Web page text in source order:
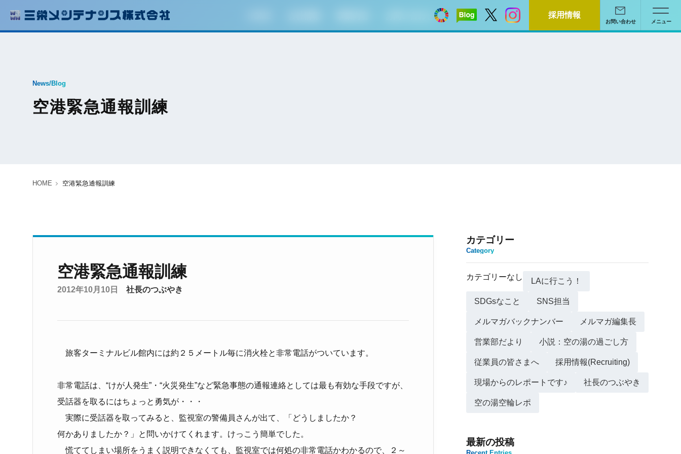
採用情報
お問い合わせ メニュー
News/Blog
空港緊急通報訓練
HOME 空港緊急通報訓練
空港緊急通報訓練
2012年10月10日 社長のつぶやき
旅客ターミナルビル館内には約２５メートル毎に消火栓と非常電話がついています。
非常電話は、“けが人発生”・“火災発生”など緊急事態の通報連絡としては最も有効な手段ですが、
受話器を取るにはちょっと勇気が・・・
実際に受話器を取ってみると、監視室の警備員さんが出て、「どうしましたか？
何かありましたか？」と問いかけてくれます。けっこう簡単でした。
慌ててしまい場所をうまく説明できなくても、監視室では何処の非常電話かわかるので、２～
カテゴリー
Category
カテゴリーなし LAに行こう！
SDGsなこと SNS担当
メルマガバックナンバー メルマガ編集長
営業部だより 小説：空の湯の過ごし方
従業員の皆さまへ 採用情報(Recruiting)
現場からのレポートです♪ 社長のつぶやき
空の湯空輪レポ
最新の投稿